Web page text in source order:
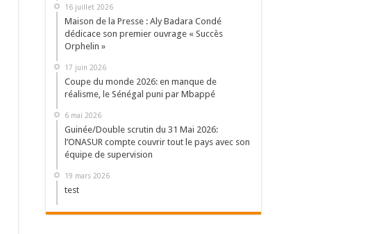
16 juillet 2026
Maison de la Presse : Aly Badara Condé
dédicace son premier ouvrage « Succès
Orphelin »
17 juin 2026
Coupe du monde 2026: en manque de
réalisme, le Sénégal puni par Mbappé
6 mai 2026
Guinée/Double scrutin du 31 Mai 2026:
l’ONASUR compte couvrir tout le pays avec son
équipe de supervision
19 mars 2026
test